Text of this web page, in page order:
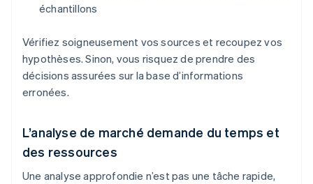
échantillons
Vérifiez soigneusement vos sources et recoupez vos
hypothèses. Sinon, vous risquez de prendre des
décisions assurées sur la base d’informations
erronées.
L’analyse de marché demande du temps et
des ressources
Une analyse approfondie n’est pas une tâche rapide,